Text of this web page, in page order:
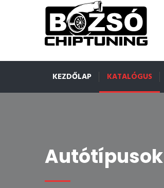
KEZDŐLAP KATALÓGUS
Autótípusok